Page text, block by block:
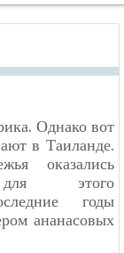
Однако вот
в Таиланде.
оказались
этого
годы
ананасовых